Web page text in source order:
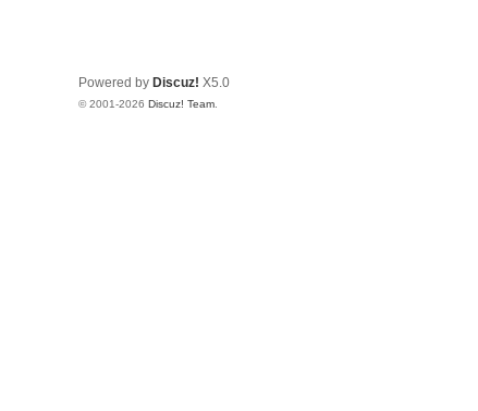
Powered by Discuz! X5.0
© 2001-2026 Discuz! Team